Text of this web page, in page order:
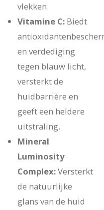
vlekken.
Vitamine C: Biedt
en verdediging
tegen blauw licht,
versterkt de
huidbarrière en
geeft een heldere
uitstraling.
Mineral
Luminosity
Complex:Versterkt
de natuurlijke
glans van de huid